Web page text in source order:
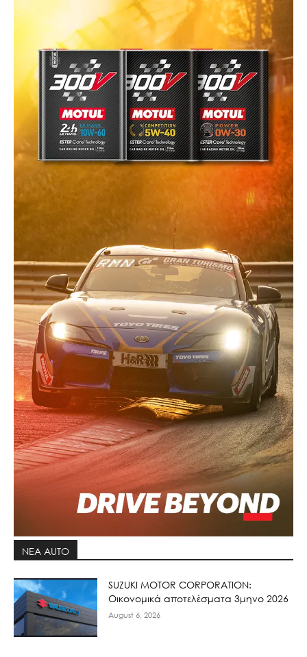
ΝΕΑ AUTO
SUZUKI MOTOR CORPORATION:
Οικονομικά αποτελέσματα 3μηνο 2026
August 6, 2026